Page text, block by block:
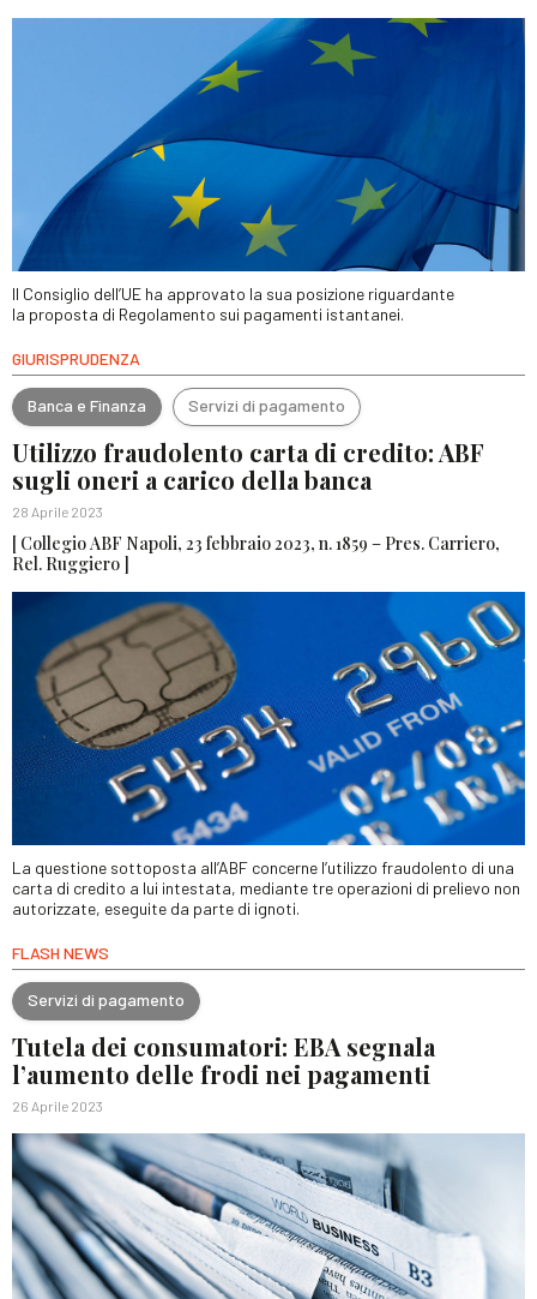
Il Consiglio dell’UE ha approvato la sua posizione riguardante
la proposta di Regolamento sui pagamenti istantanei.
GIURISPRUDENZA
Banca e Finanza Servizi di pagamento
Utilizzo fraudolento carta di credito: ABF
sugli oneri a carico della banca
28 Aprile 2023
[ Collegio ABF Napoli, 23 febbraio 2023, n. 1859 – Pres. Carriero,
Rel. Ruggiero ]
La questione sottoposta all’ABF concerne l’utilizzo fraudolento di una
carta di credito a lui intestata, mediante tre operazioni di prelievo non
autorizzate, eseguite da parte di ignoti.
FLASH NEWS
Servizi di pagamento
Tutela dei consumatori: EBA segnala
l’aumento delle frodi nei pagamenti
26 Aprile 2023